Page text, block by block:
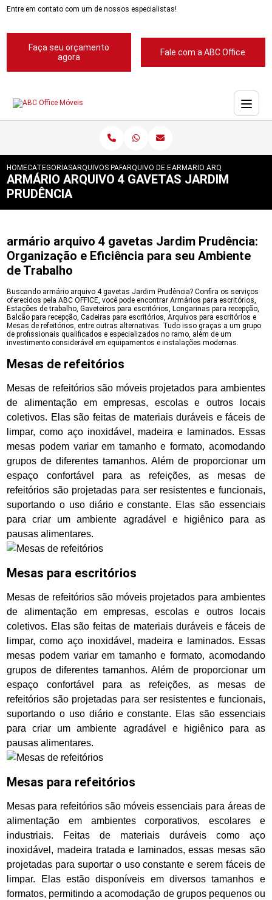
Entre em contato com um de nossos especialistas!
Faça seu orçamento
agora
Fale com a ABC Office
HOMECATEGORIASARQUIVOS PARA ESCRITORIOS
ARQUIVO DE ESCRITORIOS
ARMARIO ARQUIVO 4
ARMÁRIO ARQUIVO 4 GAVETAS JARDIM
PRUDÊNCIA
armário arquivo 4 gavetas Jardim Prudência:
Organização e Eficiência para seu Ambiente
de Trabalho
Buscando armário arquivo 4 gavetas Jardim Prudência? Confira os serviços
oferecidos pela ABC OFFICE, você pode encontrar Armários para escritórios,
Estações de trabalho, Gaveteiros para escritórios, Longarinas para recepção,
Balcão para recepção, Cadeiras para escritórios, Arquivos para escritórios e
Mesas de refeitórios, entre outras alternativas. Tudo isso graças a um grupo
de profissionais qualificados e especializados no ramo, além de um
investimento considerável em equipamentos e instalações modernas.
Mesas de refeitórios
Mesas de refeitórios são móveis projetados para ambientes
de alimentação em empresas, escolas e outros locais
coletivos. Elas são feitas de materiais duráveis e fáceis de
limpar, como aço inoxidável, madeira e laminados. Essas
mesas podem variar em tamanho e formato, acomodando
grupos de diferentes tamanhos. Além de proporcionar um
espaço confortável para as refeições, as mesas de
refeitórios são projetadas para ser resistentes e funcionais,
suportando o uso diário e constante. Elas são essenciais
para criar um ambiente agradável e higiênico para as
pausas alimentares.
Mesas para escritórios
Mesas de refeitórios são móveis projetados para ambientes
de alimentação em empresas, escolas e outros locais
coletivos. Elas são feitas de materiais duráveis e fáceis de
limpar, como aço inoxidável, madeira e laminados. Essas
mesas podem variar em tamanho e formato, acomodando
grupos de diferentes tamanhos. Além de proporcionar um
espaço confortável para as refeições, as mesas de
refeitórios são projetadas para ser resistentes e funcionais,
suportando o uso diário e constante. Elas são essenciais
para criar um ambiente agradável e higiênico para as
pausas alimentares.
Mesas para refeitórios
Mesas para refeitórios são móveis essenciais para áreas de
alimentação em ambientes corporativos, escolares e
industriais. Feitas de materiais duráveis como aço
inoxidável, madeira tratada e laminados, essas mesas são
projetadas para suportar o uso constante e serem fáceis de
limpar. Elas estão disponíveis em diversos tamanhos e
formatos, permitindo a acomodação de grupos pequenos ou